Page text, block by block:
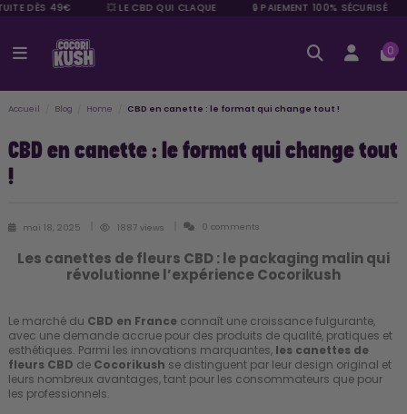
DÈS 49€ 💥 LE CBD QUI CLAQUE 🔒 PAIEMENT 100% SÉCURISÉ
0
Accueil Blog Home CBD en canette : le format qui change tout !
CBD en canette : le format qui change tout
!
mai 18, 2025 1887 views 0 comments
Les canettes de fleurs CBD : le packaging malin qui
révolutionne l’expérience Cocorikush
Le marché du CBD en France connaît une croissance fulgurante,
avec une demande accrue pour des produits de qualité, pratiques et
esthétiques. Parmi les innovations marquantes, les canettes de
fleurs CBD de Cocorikush se distinguent par leur design original et
leurs nombreux avantages, tant pour les consommateurs que pour
les professionnels.